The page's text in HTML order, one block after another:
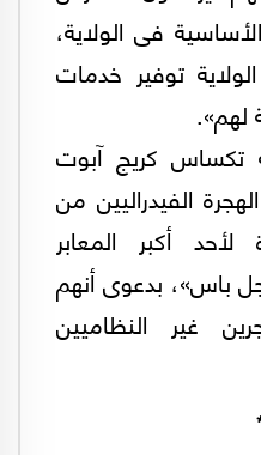
فى الولاية،
توفير خدمات
لهم».
تكساس كريج آبوت
الفيدراليين من
أكبر المعابر
باس»، بدعوى أنهم
غير النظاميين